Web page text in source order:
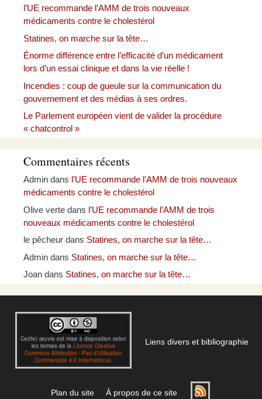
l’UE recommande l’AMM de trois nouveaux
médicaments contre le cholestérol
Statines, on marche sur la tête…
Énorme différence entre l’efficacité d’un médicament
lors d’un essai clinique et dans la vie réelle !
Incendies : coup de gueule sur la communication du
gouvernement et des médias à ses ordres.
Le Parlement européen vient de valider la procédure
« chatcontrol »
Commentaires récents
Admin dans l’UE recommande l’AMM de trois nouveaux
médicaments contre le cholestérol
Olive verte dans l’UE recommande l’AMM de trois
nouveaux médicaments contre le cholestérol
le pêcheur dans Statines, on marche sur la tête…
Admin dans Statines, on marche sur la tête…
Joan dans Statines, on marche sur la tête…
Liens divers et bibliographie
Plan du site À propos de ce site